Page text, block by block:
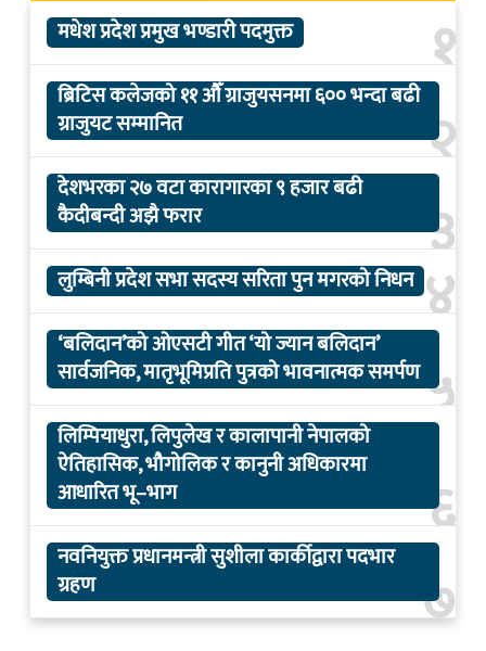
१
मधेश प्रदेश प्रमुख भण्डारी पदमुक्त
२
ब्रिटिस कलेजको ११ औँ ग्राजुयसनमा ६०० भन्दा बढी
ग्राजुयट सम्मानित
३
देशभरका २७ वटा कारागारका ९ हजार बढी
कैदीबन्दी अझै फरार
४
लुम्बिनी प्रदेश सभा सदस्य सरिता पुन मगरको निधन
५
‘बलिदान’को ओएसटी गीत ‘यो ज्यान बलिदान’
सार्वजनिक, मातृभूमिप्रति पुत्रको भावनात्मक समर्पण
६
लिम्पियाधुरा, लिपुलेख र कालापानी नेपालको
ऐतिहासिक, भौगोलिक र कानुनी अधिकारमा
आधारित भू–भाग
७
नवनियुक्त प्रधानमन्त्री सुशीला कार्कीद्वारा पदभार
ग्रहण